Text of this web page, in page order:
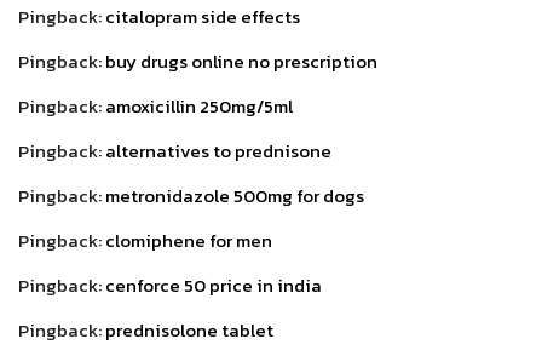
Pingback:citalopram side effects
Pingback:buy drugs online no prescription
Pingback:amoxicillin 250mg/5ml
Pingback:alternatives to prednisone
Pingback:metronidazole 500mg for dogs
Pingback:clomiphene for men
Pingback:cenforce 50 price in india
Pingback:prednisolone tablet